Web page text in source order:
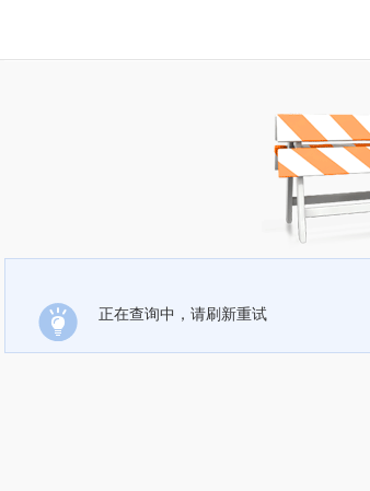
正在查询中，请刷新重试